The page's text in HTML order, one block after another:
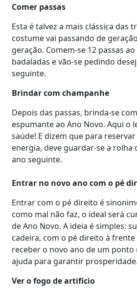
Comer passas
Esta é talvez a mais clássica das
costume vai passando de
geração. Comem-se 12 passas
badaladas e vão-se pedindo
seguinte.
Brindar com champanhe
Depois das passas, brinda-se
espumante ao Ano Novo. Aqui o
saúde! E dizem que para
energia, deve guardar-se a rolha
ano seguinte.
Entrar no novo ano com o pé
Entrar com o pé direito é
como mal não faz, o ideal será
de Ano Novo. A ideia é simples:
cadeira, com o pé direito à frente
receber o novo ano de um ponto
ajuda para garantir prosperidade.
Ver o fogo de artifício